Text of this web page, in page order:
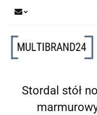
Stordal stół